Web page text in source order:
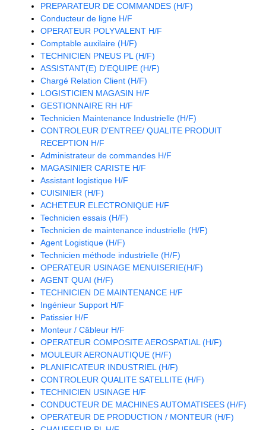
PREPARATEUR DE COMMANDES (H/F)
Conducteur de ligne H/F
OPERATEUR POLYVALENT H/F
Comptable auxilaire (H/F)
TECHNICIEN PNEUS PL (H/F)
ASSISTANT(E) D'EQUIPE (H/F)
Chargé Relation Client (H/F)
LOGISTICIEN MAGASIN H/F
GESTIONNAIRE RH H/F
Technicien Maintenance Industrielle (H/F)
CONTROLEUR D'ENTREE/ QUALITE PRODUIT
RECEPTION H/F
Administrateur de commandes H/F
MAGASINIER CARISTE H/F
Assistant logistique H/F
CUISINIER (H/F)
ACHETEUR ELECTRONIQUE H/F
Technicien essais (H/F)
Technicien de maintenance industrielle (H/F)
Agent Logistique (H/F)
Technicien méthode industrielle (H/F)
OPERATEUR USINAGE MENUISERIE(H/F)
AGENT QUAI (H/F)
TECHNICIEN DE MAINTENANCE H/F
Ingénieur Support H/F
Patissier H/F
Monteur / Câbleur H/F
OPERATEUR COMPOSITE AEROSPATIAL (H/F)
MOULEUR AERONAUTIQUE (H/F)
PLANIFICATEUR INDUSTRIEL (H/F)
CONTROLEUR QUALITE SATELLITE (H/F)
TECHNICIEN USINAGE H/F
CONDUCTEUR DE MACHINES AUTOMATISEES (H/F)
OPERATEUR DE PRODUCTION / MONTEUR (H/F)